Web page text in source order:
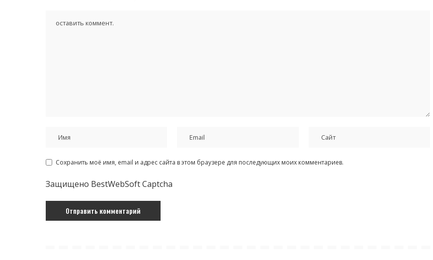
Сохранить моё имя, email и адрес сайта в этом браузере для последующих моих комментариев.
Защищено BestWebSoft Captcha